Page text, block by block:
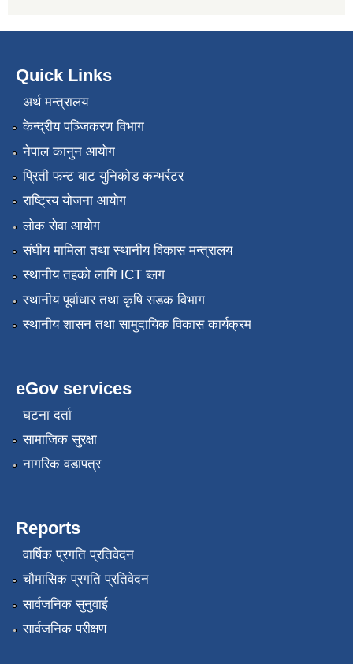
Quick Links
अर्थ मन्त्रालय
केन्द्रीय पञ्जिकरण विभाग
नेपाल कानुन आयोग
प्रिती फन्ट बाट युनिकोड कन्भर्रटर
राष्ट्रिय योजना आयोग
लोक सेवा आयोग
संघीय मामिला तथा स्थानीय विकास मन्त्रालय
स्थानीय तहको लागि ICT ब्लग
स्थानीय पूर्वाधार तथा कृषि सडक विभाग
स्थानीय शासन तथा सामुदायिक विकास कार्यक्रम
eGov services
घटना दर्ता
सामाजिक सुरक्षा
नागरिक वडापत्र
Reports
वार्षिक प्रगति प्रतिवेदन
चौमासिक प्रगति प्रतिवेदन
सार्वजनिक सुनुवाई
सार्वजनिक परीक्षण